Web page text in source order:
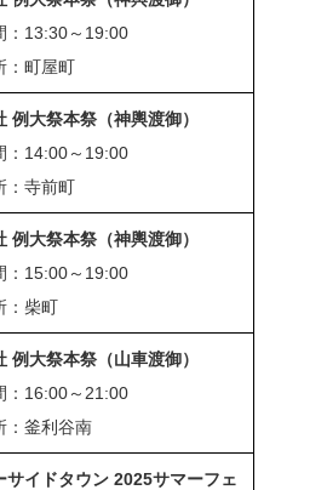
：13:30～19:00
：町屋町
例大祭本祭（神輿渡御）
：14:00～19:00
：寺前町
例大祭本祭（神輿渡御）
：15:00～19:00
：柴町
例大祭本祭（山車渡御）
：16:00～21:00
：釜利谷南
サイドタウン 2025サマーフェ